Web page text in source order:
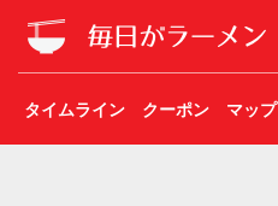
タイムライン クーポン マップ